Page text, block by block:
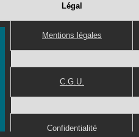
Légal
Mentions légales
C.G.U.
Confidentialité